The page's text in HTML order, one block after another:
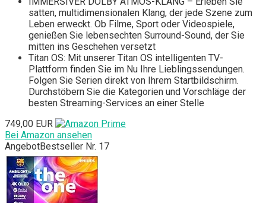
satten, multidimensionalen Klang, der jede Szene zum
Leben erweckt. Ob Filme, Sport oder Videospiele,
genießen Sie lebensechten Surround-Sound, der Sie
mitten ins Geschehen versetzt
Titan OS: Mit unserer Titan OS intelligenten TV-
Plattform finden Sie im Nu Ihre Lieblingssendungen.
Folgen Sie Serien direkt von Ihrem Startbildschirm.
Durchstöbern Sie die Kategorien und Vorschläge der
besten Streaming-Services an einer Stelle
749,00 EUR
Bei Amazon ansehen
AngebotBestseller Nr. 17